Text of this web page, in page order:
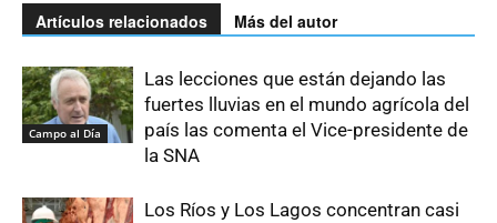
Artículos relacionados Más del autor
Campo al Día
Las lecciones que están dejando las
fuertes lluvias en el mundo agrícola del
país las comenta el Vice-presidente de
la SNA
Los Ríos y Los Lagos concentran casi